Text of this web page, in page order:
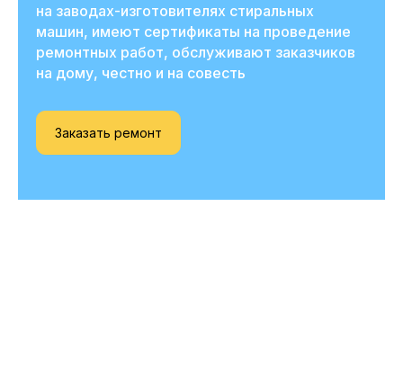
на заводах-изготовителях стиральных
машин, имеют сертификаты на проведение
ремонтных работ, обслуживают заказчиков
на дому, честно и на совесть
Заказать ремонт